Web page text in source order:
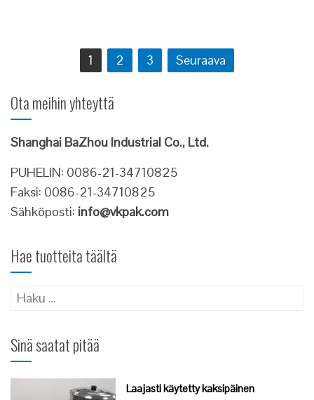
1 2 3 Seuraava
Ota meihin yhteyttä
Shanghai BaZhou Industrial Co., Ltd.
PUHELIN: 0086-21-34710825
Faksi: 0086-21-34710825
Sähköposti: info@vkpak.com
Hae tuotteita täältä
Haku:
Sinä saatat pitää
Laajasti käytetty kaksipäinen